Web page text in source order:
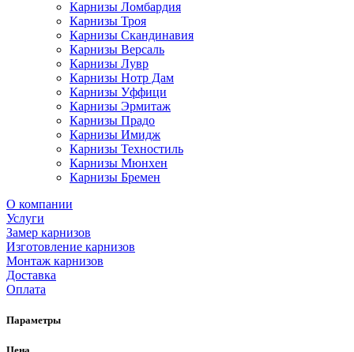
Карнизы Ломбардия
Карнизы Троя
Карнизы Скандинавия
Карнизы Версаль
Карнизы Лувр
Карнизы Нотр Дам
Карнизы Уффици
Карнизы Эрмитаж
Карнизы Прадо
Карнизы Имидж
Карнизы Техностиль
Карнизы Мюнхен
Карнизы Бремен
О компании
Услуги
Замер карнизов
Изготовление карнизов
Монтаж карнизов
Доставка
Оплата
Параметры